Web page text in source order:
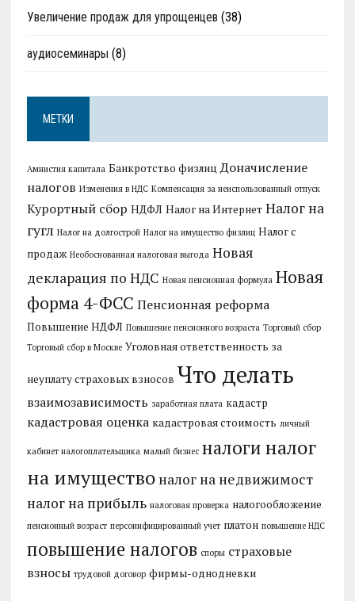
Увеличение продаж для упрощенцев (38)
аудиосеминары (8)
МЕТКИ
Амнистия капитала Банкротство физлиц Доначисление
налогов Изменения в НДС Компенсация за неиспользованный отпуск
Курортный сбор НДФЛ Налог на Интернет Налог на
гугл Налог на долгострой Налог на имущество физлиц Налог с
продаж Необоснованная налоговая выгода Новая
декларация по НДС Новая пенсионная формула Новая
форма 4-ФСС Пенсионная реформа
Повышение НДФЛ Повышение пенсионного возраста Торговый сбор
Торговый сбор в Москве Уголовная ответственность за
неуплату страховых взносов Что делать
взаимозависимость заработная плата кадастр
кадастровая оценка кадастровая стоимость личный
кабинет налогоплательщика малый бизнес налоги налог
на имущество налог на недвижимост
налог на прибыль налоговая проверка налогообложение
пенсионный возраст персонифицированный учет платон повышение НДС
повышение налогов споры страховые
взносы трудовой договор фирмы-однодневки